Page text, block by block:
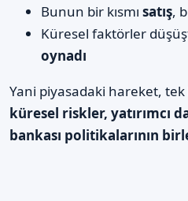
Bunun bir kısmı satış,
Küresel faktörler
oynadı
Yani piyasadaki hareket,
küresel riskler, yatırımcı
bankası politikalarının